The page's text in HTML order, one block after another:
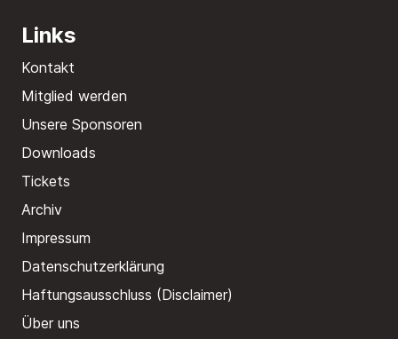
Links
Kontakt
Mitglied werden
Unsere Sponsoren
Downloads
Tickets
Archiv
Impressum
Datenschutzerklärung
Haftungsausschluss (Disclaimer)
Über uns